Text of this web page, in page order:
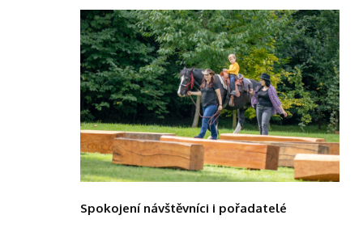
Spokojení návštěvníci i pořadatelé